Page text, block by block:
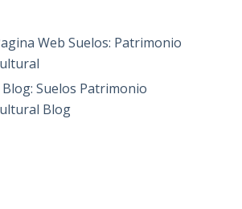
Web Suelos: Patrimonio
Blog: Suelos Patrimonio
Blog